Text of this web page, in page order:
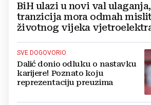
BiH ulazi u novi val
tranzicija mora odmah
životnog vijeka
SVE DOGOVORIO
Dalić donio odluku o nastavku
karijere! Poznato koju
reprezentaciju preuzima